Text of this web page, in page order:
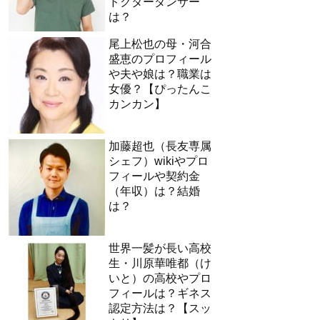
は？
尾上松也の母・河合
盛恵のプロフィール
や夫や娘は？職業は
女優？【ぴったんこ
カンカン】
加藤超也（長友専属
シェフ）wikiやプロ
フィールや契約金
（年収）は？結婚
は？
世界一髪が長い高校
生・川原華唯都（け
いと）の高校やプロ
フィールは？ギネス
認定方法は？【スッ